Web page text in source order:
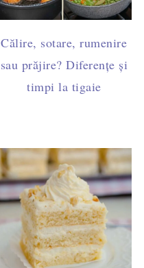
Călire, sotare, rumenire
sau prăjire? Diferențe și
timpi la tigaie